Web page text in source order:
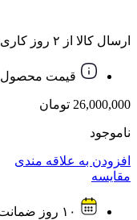
ارسال کالا از ۲ روز کاری دیگر
قیمت محصول
26,000,000 تومان
ناموجود
افزودن به علاقه مندی
مقایسه
۱۰ روز ضمانت بازگشت